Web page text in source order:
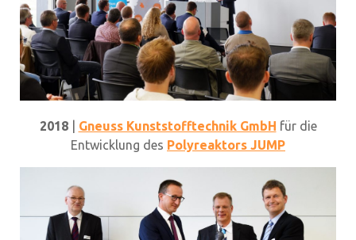
2018| Gneuss Kunststofftechnik GmbH für die
Entwicklung des Polyreaktors JUMP